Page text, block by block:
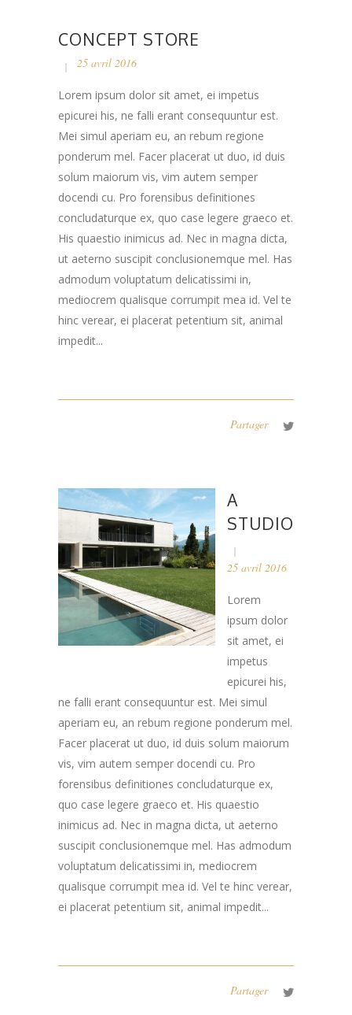
CONCEPT STORE
25 avril 2016
Lorem ipsum dolor sit amet, ei impetus
epicurei his, ne falli erant consequuntur est.
Mei simul aperiam eu, an rebum regione
ponderum mel. Facer placerat ut duo, id duis
solum maiorum vis, vim autem semper
docendi cu. Pro forensibus definitiones
concludaturque ex, quo case legere graeco et.
His quaestio inimicus ad. Nec in magna dicta,
ut aeterno suscipit conclusionemque mel. Has
admodum voluptatum delicatissimi in,
mediocrem qualisque corrumpit mea id. Vel te
hinc verear, ei placerat petentium sit, animal
impedit...
Partager
A
STUDIO
25 avril 2016
Lorem
ipsum dolor
sit amet, ei
impetus
epicurei his,
ne falli erant consequuntur est. Mei simul
aperiam eu, an rebum regione ponderum mel.
Facer placerat ut duo, id duis solum maiorum
vis, vim autem semper docendi cu. Pro
forensibus definitiones concludaturque ex,
quo case legere graeco et. His quaestio
inimicus ad. Nec in magna dicta, ut aeterno
suscipit conclusionemque mel. Has admodum
voluptatum delicatissimi in, mediocrem
qualisque corrumpit mea id. Vel te hinc verear,
ei placerat petentium sit, animal impedit...
Partager